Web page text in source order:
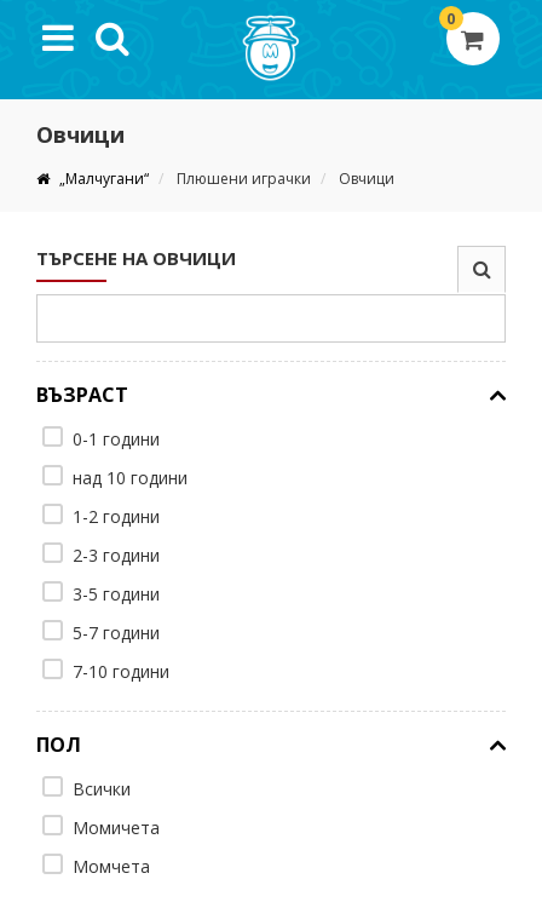
0
Овчици
„Малчугани“ Плюшени играчки Овчици
ТЪРСЕНЕ НА ОВЧИЦИ
ВЪЗРАСТ
0-1 години
над 10 години
1-2 години
2-3 години
3-5 години
5-7 години
7-10 години
ПОЛ
Всички
Момичета
Момчета